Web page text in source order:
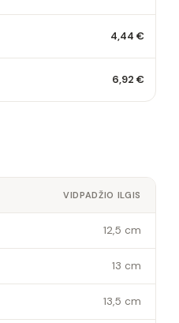
4,44 €
6,92 €
VIDPADŽIO ILGIS
12,5 cm
13 cm
13,5 cm